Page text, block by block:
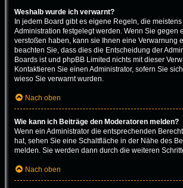
Weshalb wurde ich verwarnt?
In jedem Board gibt es eigene Regeln, die
Administration festgelegt werden. Wenn Sie gegen
verstoßen haben, kann sie Ihnen eine Verwarnung
beachten Sie, dass dies die Entscheidung der
Boards ist und phpBB Limited nichts mit dieser
Kontaktieren Sie einen Administrator, sofern Sie
wieso Sie verwarnt wurden.
Nach oben
Wie kann ich Beiträge den Moderatoren melden?
Wenn ein Administrator die entsprechenden
hat, sehen Sie eine Schaltfläche in der Nähe des
melden. Sie werden dann durch die weiteren
Nach oben